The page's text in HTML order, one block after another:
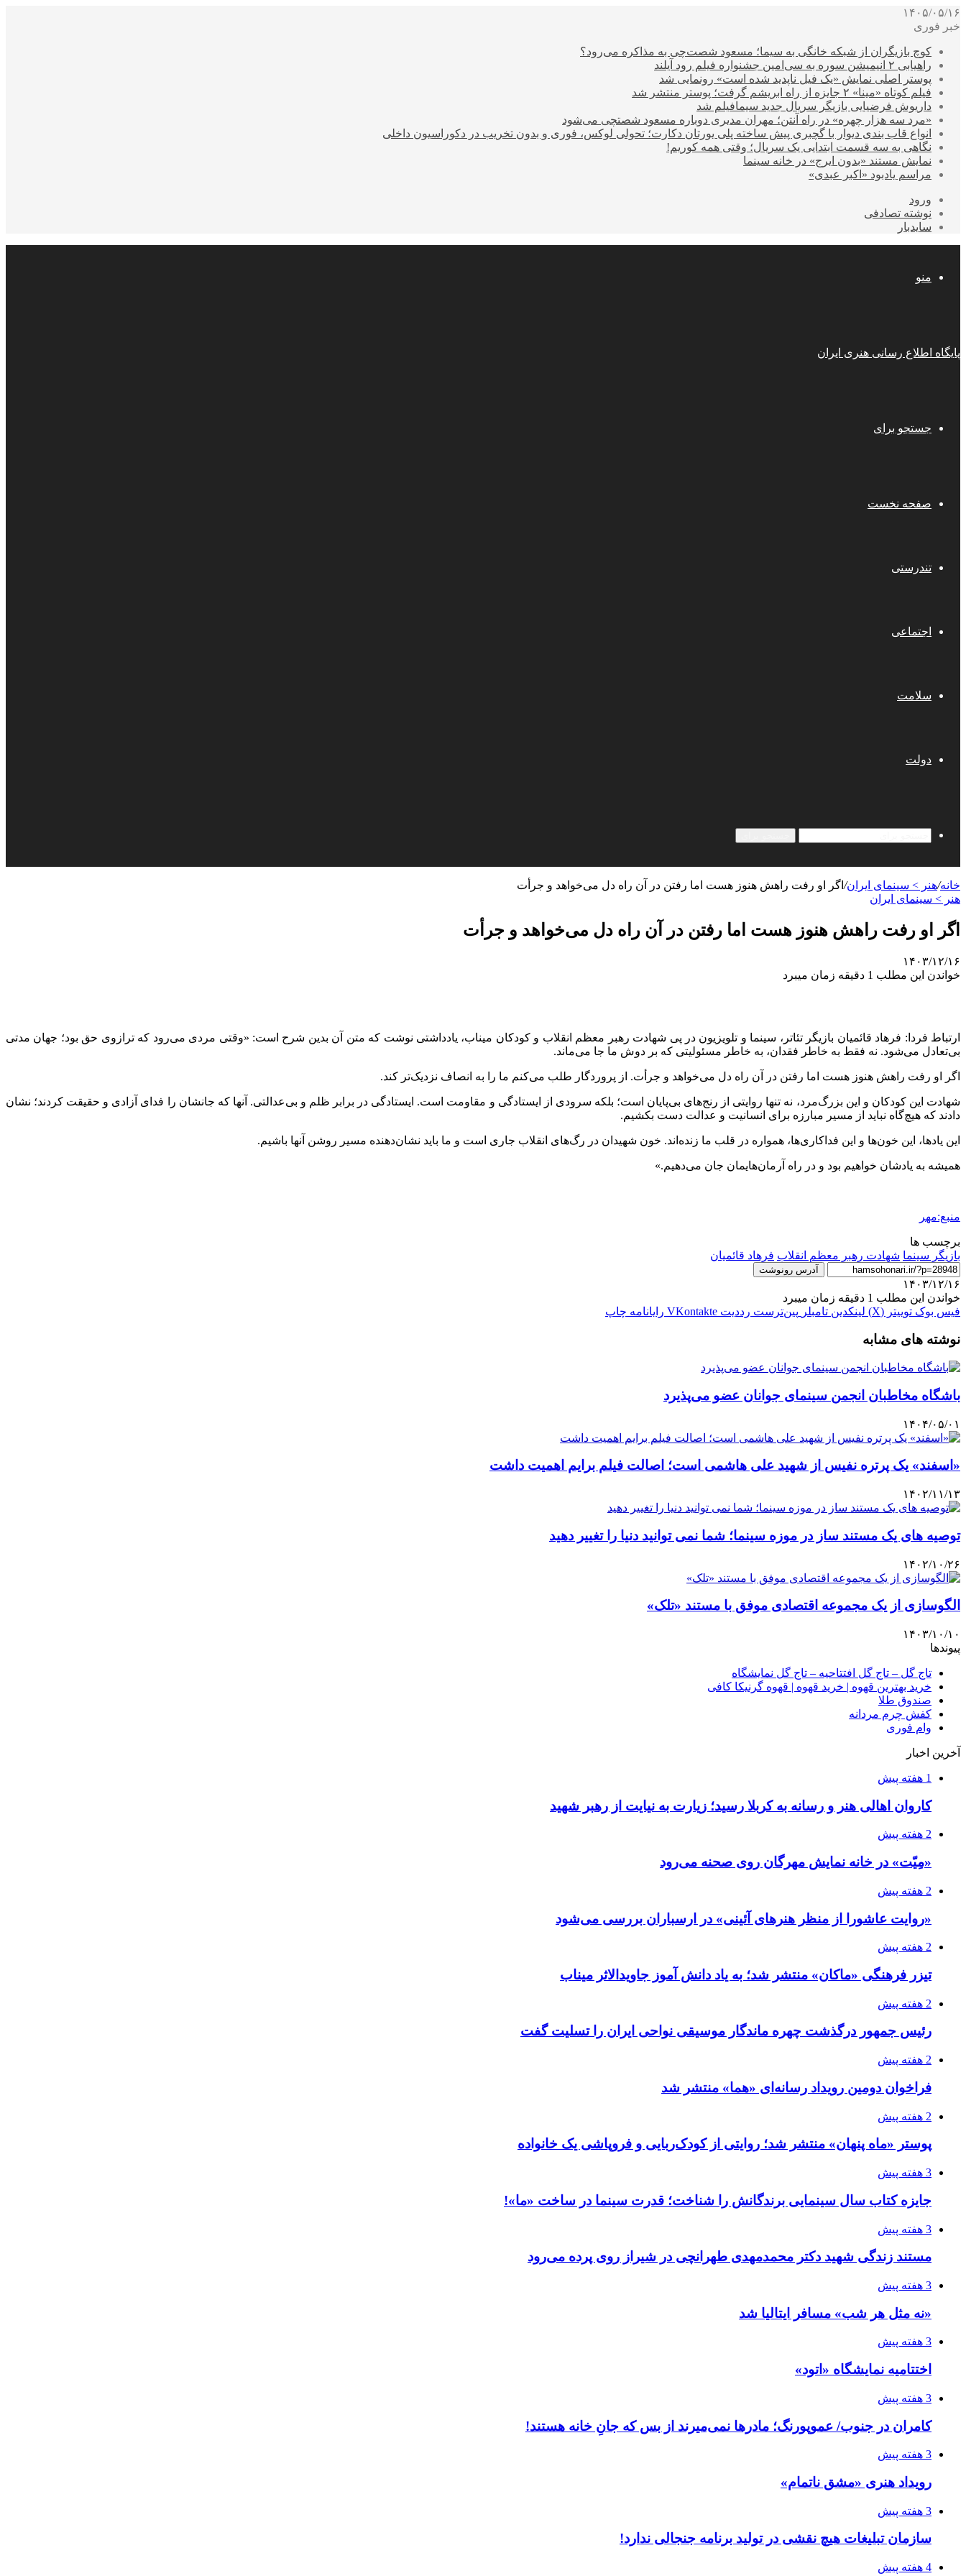
۱۴۰۵/۰۵/۱۶
خبر فوری
کوچ بازیگران از شبکه خانگی به سیما؛ مسعود شصت‌چی به مذاکره می‌رود؟
راهیابی ۲ انیمیشن سوره به سی‌امین جشنواره فیلم رود آیلند
پوستر اصلی نمایش «یک فیل ناپدید شده است» رونمایی شد
فیلم کوتاه «مینا» ۲ جایزه از راه ابریشم گرفت؛ پوستر منتشر شد
داریوش فرضیایی بازیگر سریال جدید سیمافیلم شد
«مرد سه هزار چهره» در راه آنتن؛ مهران مدیری دوباره مسعود شصتچی می‌شود
انواع قاب بندی دیوار با گچبری پیش ساخته پلی یورتان دکارت؛ تحولی لوکس، فوری و بدون تخریب در دکوراسیون داخلی
نگاهی به سه قسمت ابتدایی یک سریال؛ وقتی همه کوریم!
نمایش مستند «بدون ایرج» در خانه سینما
مراسم یادبود «اکبر عبدی»
ورود
نوشته تصادفی
سایدبار
منو
پایگاه اطلاع رسانی هنری ایران
جستجو برای
صفحه نخست
تندرستی
اجتماعی
سلامت
دولت
خانه/هنر > سینمای ایران/ اگر او رفت راهش هنوز هست اما رفتن در آن راه دل می‌خواهد و جرأت
هنر > سینمای ایران
اگر او رفت راهش هنوز هست اما رفتن در آن راه دل می‌خواهد و جرأت
۱۴۰۳/۱۲/۱۶
خواندن این مطلب 1 دقیقه زمان میبرد
ارتباط فردا: فرهاد قائمیان بازیگر تئاتر، سینما و تلویزیون در پی شهادت رهبر معظم انقلاب و کودکان میناب، یادداشتی نوشت که متن آن بدین شرح است: «وقتی مردی می‌رود که ترازوی حق بود؛ جهان مدتی
بی‌تعادل می‌شود. نه فقط به خاطر فقدان، به خاطر مسئولیتی که بر دوش ما جا می‌ماند.
اگر او رفت راهش هنوز هست اما رفتن در آن راه دل می‌خواهد و جرأت. از پروردگار طلب می‌کنم ما را به انصاف نزدیک‌تر کند.
شهادت این کودکان و این بزرگ‌مرد، نه تنها روایتی از رنج‌های بی‌پایان است؛ بلکه سرودی از ایستادگی و مقاومت است. ایستادگی در برابر ظلم و بی‌عدالتی. آنها که جانشان را فدای آزادی و حقیقت کردند؛ نشان
دادند که هیچ‌گاه نباید از مسیر مبارزه برای انسانیت و عدالت دست بکشیم.
این یادها، این خون‌ها و این فداکاری‌ها، همواره در قلب ما زنده‌اند. خون شهیدان در رگ‌های انقلاب جاری است و ما باید نشان‌دهنده‌ مسیر روشن آنها باشیم.
همیشه به یادشان خواهیم بود و در راه آرمان‌هایمان جان می‌دهیم.»
منبع:مهر
برچسب ها
بازیگر سینما شهادت رهبر معظم انقلاب فرهاد قائمیان
آدرس رونوشت
۱۴۰۳/۱۲/۱۶
خواندن این مطلب 1 دقیقه زمان میبرد
فیس بوک توییتر (X) لینکدین ‫تامبلر ‫پین‌ترست ‫رددیت ‫VKontakte رایانامه چاپ
نوشته های مشابه
باشگاه مخاطبان انجمن سینمای جوانان عضو می‌پذیرد
۱۴۰۴/۰۵/۰۱
«اسفند» یک پرتره نفیس از شهید علی هاشمی است؛ اصالت فیلم برایم اهمیت داشت
۱۴۰۲/۱۱/۱۳
توصیه های یک مستند ساز در موزه سینما؛ شما نمی توانید دنیا را تغییر دهید
۱۴۰۲/۱۰/۲۶
الگوسازی از یک مجموعه اقتصادی موفق با مستند «تلک»
۱۴۰۳/۱۰/۱۰
پیوندها
تاج گل – تاج گل افتتاحیه – تاج گل نمایشگاه
خرید بهترین قهوه | خرید قهوه | قهوه گرنیکا کافی
صندوق طلا
کفش چرم مردانه
وام فوری
آخرین اخبار
1 هفته پیش
کاروان اهالی هنر و رسانه به کربلا رسید؛ زیارت به نیایت از رهبر شهید
2 هفته پیش
«مِیّت» در خانه نمایش مهرگان روی صحنه می‌رود
2 هفته پیش
«روایت عاشورا از منظر هنرهای آئینی» در ارسباران بررسی می‌شود
2 هفته پیش
تیزر فرهنگی «ماکان» منتشر شد؛ به یاد دانش آموز جاویدالاثر میناب
2 هفته پیش
رئیس جمهور درگذشت چهره ماندگار موسیقی نواحی ایران را تسلیت گفت
2 هفته پیش
فراخوان دومین رویداد رسانه‌ای «هما» منتشر شد
2 هفته پیش
پوستر «ماه پنهان» منتشر شد؛ روایتی از کودک‌ربایی و فروپاشی یک خانواده
3 هفته پیش
جایزه کتاب سال سینمایی برندگانش را شناخت؛ قدرت سینما در ساخت «ما»!
3 هفته پیش
مستند زندگی شهید دکتر محمدمهدی طهرانچی در شیراز روی پرده می‌رود
3 هفته پیش
«نه مثل هر شب» مسافر ایتالیا شد
3 هفته پیش
اختتامیه نمایشگاه «اتود»
3 هفته پیش
کامران در جنوب/ عموپورنگ؛ مادرها نمی‌میرند از بس که جانِ خانه هستند!
3 هفته پیش
رویداد هنری «مشق ناتمام»
3 هفته پیش
سازمان تبلیغات هیچ نقشی در تولید برنامه جنجالی ندارد!
4 هفته پیش